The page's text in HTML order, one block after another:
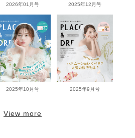
2026年01月号 2025年12月号
2025年10月号 2025年9月号
View more